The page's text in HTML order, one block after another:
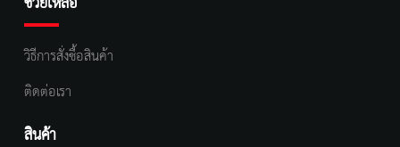
วิธีการสั่งซื้อสินค้า
ติดต่อเรา
สินค้า